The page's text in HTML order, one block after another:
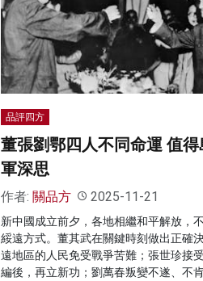
品評四方
董張劉鄂四人不同命運 值得
軍深思
作者: 關品方 2025-11-21
新中國成立前夕，各地相繼和平解放，
綏遠方式。董其武在關鍵時刻做出正確
遠地區的人民免受戰爭苦難；張世珍接
編後，再立新功；劉萬春叛變不遂、不